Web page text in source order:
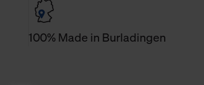
100% Made in Burladingen